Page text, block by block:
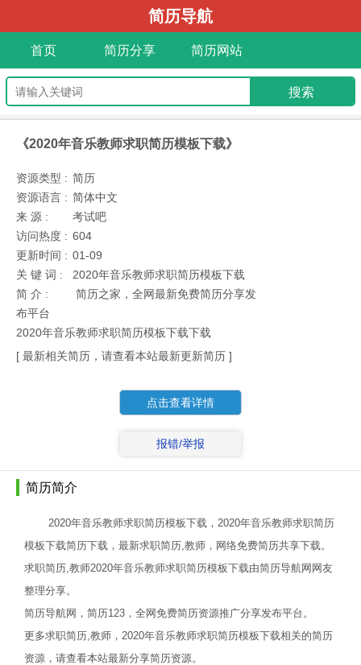
简历导航
首页 简历分享 简历网站
《2020年音乐教师求职简历模板下载》
资源类型 : 简历
资源语言 : 简体中文
来 源 :
考试吧
访问热度 : 604
更新时间 : 01-09
关 键 词 :
2020年音乐教师求职简历模板下载
简 介 :
简历之家，全网最新免费简历分享发
布平台
2020年音乐教师求职简历模板下载下载
[ 最新相关简历，请查看本站最新更新简历 ]
点击查看详情
报错/举报
简历简介
2020年音乐教师求职简历模板下载，2020年音乐教师求职简历
模板下载简历下载，最新求职简历,教师，网络免费简历共享下载。
求职简历,教师2020年音乐教师求职简历模板下载由简历导航网网友
整理分享。
简历导航网，简历123，全网免费简历资源推广分享发布平台。
更多求职简历,教师，2020年音乐教师求职简历模板下载相关的简历
资源，请查看本站最新分享简历资源。